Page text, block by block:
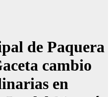
de Paquera
cambio
en